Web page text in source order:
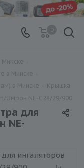
для
NE-